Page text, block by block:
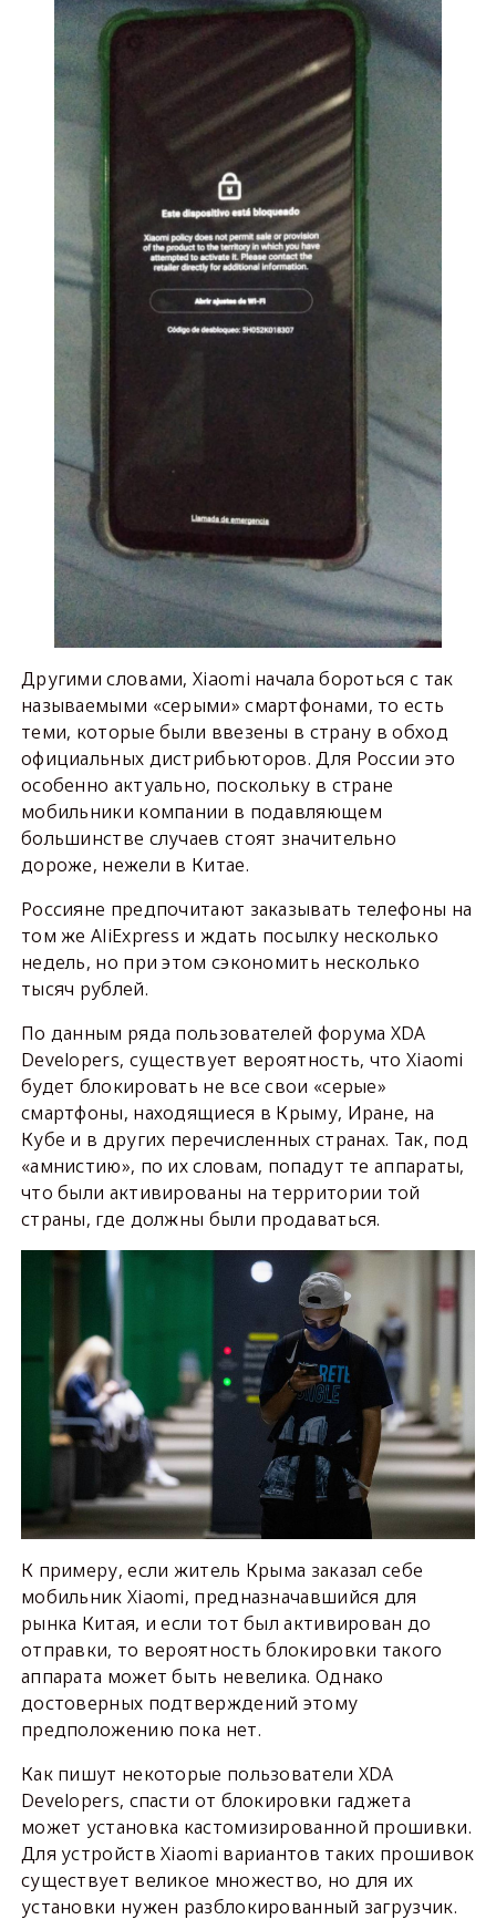
Другими словами, Xiaomi начала бороться с так
называемыми «серыми» смартфонами, то есть
теми, которые были ввезены в страну в обход
официальных дистрибьюторов. Для России это
особенно актуально, поскольку в стране
мобильники компании в подавляющем
большинстве случаев стоят значительно
дороже, нежели в Китае.
Россияне предпочитают заказывать телефоны на
том же AliExpress и ждать посылку несколько
недель, но при этом сэкономить несколько
тысяч рублей.
По данным ряда пользователей форума XDA
Developers, существует вероятность, что Xiaomi
будет блокировать не все свои «серые»
смартфоны, находящиеся в Крыму, Иране, на
Кубе и в других перечисленных странах. Так, под
«амнистию», по их словам, попадут те аппараты,
что были активированы на территории той
страны, где должны были продаваться.
К примеру, если житель Крыма заказал себе
мобильник Xiaomi, предназначавшийся для
рынка Китая, и если тот был активирован до
отправки, то вероятность блокировки такого
аппарата может быть невелика. Однако
достоверных подтверждений этому
предположению пока нет.
Как пишут некоторые пользователи XDA
Developers, спасти от блокировки гаджета
может установка кастомизированной прошивки.
Для устройств Xiaomi вариантов таких прошивок
существует великое множество, но для их
установки нужен разблокированный загрузчик.